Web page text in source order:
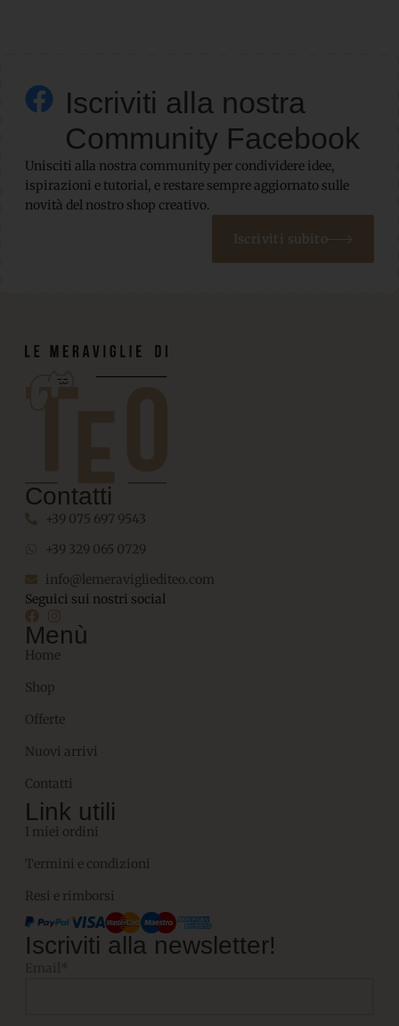
Iscriviti alla nostra
Community Facebook
Unisciti alla nostra community per condividere idee,
ispirazioni e tutorial, e restare sempre aggiornato sulle
novità del nostro shop creativo.
Iscriviti subito
Contatti
+39 075 697 9543
+39 329 065 0729
info@lemeravigliediteo.com
Seguici sui nostri social
Menù
Home
Shop
Offerte
Nuovi arrivi
Contatti
Link utili
I miei ordini
Termini e condizioni
Resi e rimborsi
Iscriviti alla newsletter!